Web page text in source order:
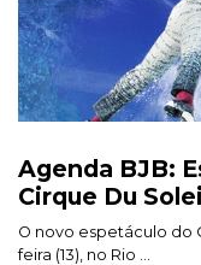
Agenda BJB:
Cirque Du
O novo espetáculo do
feira (13), no Rio ...